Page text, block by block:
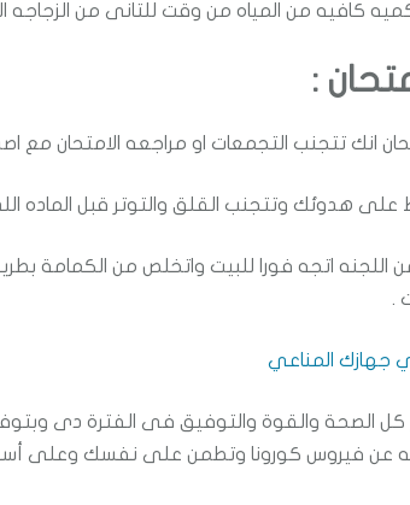
كافيه من المياه من وقت للتانى من الزجاجه
:
انك تتجنب التجمعات او مراجعه الامتحان مع
هدوئك وتتجنب القلق والتوتر قبل الماده
اتجه فورا للبيت واتخلص من الكمامة
.
كل الصحة والقوة والتوفيق فى الفترة دى
عن فيروس كورونا وتطمن على نفسك وعلى